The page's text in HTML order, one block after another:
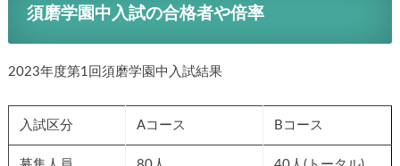
須磨学園中入試の合格者や倍率
2023年度第1回須磨学園中入試結果
入試区分 Aコース Bコース